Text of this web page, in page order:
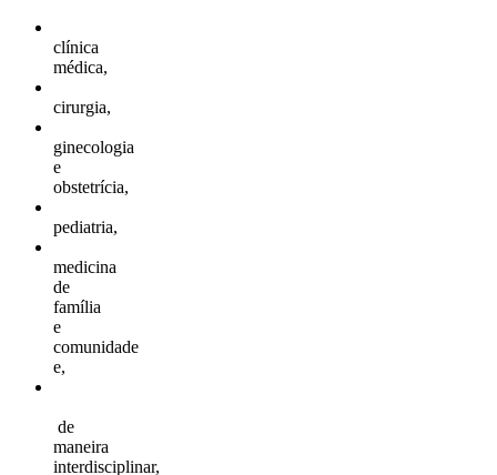
clínica
médica,
cirurgia,
ginecologia
e
obstetrícia,
pediatria,
medicina
de
família
e
comunidade
e,
de
maneira
interdisciplinar,